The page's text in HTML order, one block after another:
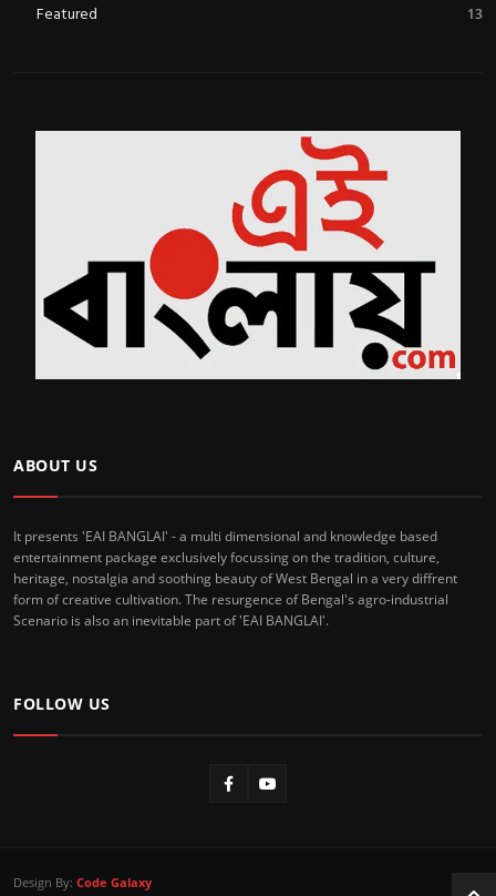
Featured 13
ABOUT US
It presents 'EAI BANGLAI' - a multi dimensional and knowledge based
entertainment package exclusively focussing on the tradition, culture,
heritage, nostalgia and soothing beauty of West Bengal in a very diffrent
form of creative cultivation. The resurgence of Bengal's agro-industrial
Scenario is also an inevitable part of 'EAI BANGLAI'.
FOLLOW US
Design By: Code Galaxy